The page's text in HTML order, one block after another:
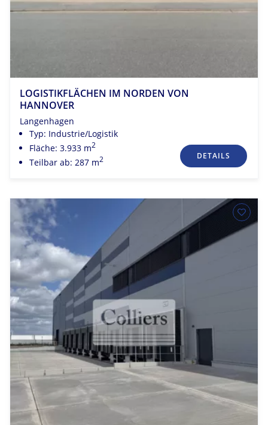
LOGISTIKFLÄCHEN IM NORDEN VON
HANNOVER
Langenhagen
Typ: Industrie/Logistik
Fläche: 3.933 m2
Teilbar ab: 287 m2 DETAILS